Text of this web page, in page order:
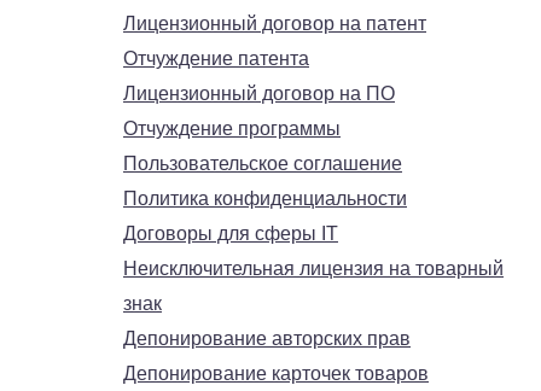
Лицензионный договор на патент
Отчуждение патента
Лицензионный договор на ПО
Отчуждение программы
Пользовательское соглашение
Политика конфиденциальности
Договоры для сферы IT
Неисключительная лицензия на товарный
знак
Депонирование авторских прав
Депонирование карточек товаров